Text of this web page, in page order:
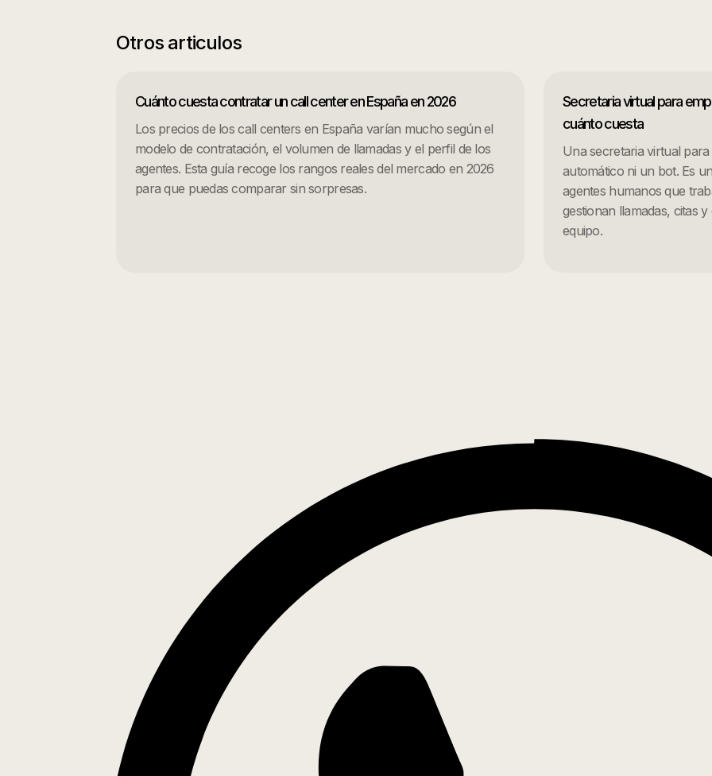
Otros articulos
Cuánto cuesta contratar un call center en España en 2026
Los precios de los call centers en España varían mucho según el
modelo de contratación, el volumen de llamadas y el perfil de los
agentes. Esta guía recoge los rangos reales del mercado en 2026
para que puedas comparar sin sorpresas.
Secretaria virtual para
cuánto cuesta
Una secretaria virtual
automático ni un bot. Es
agentes humanos que
gestionan llamadas, citas
equipo.